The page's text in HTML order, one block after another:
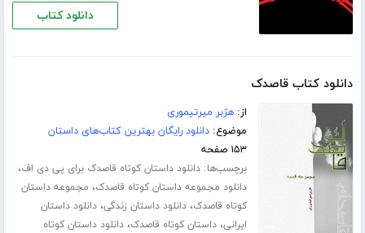
دانلود کتاب
دانلود کتاب قاصدک
از:هژبر میرتیموری
موضوع:دانلود رایگان بهترین کتاب‌های داستان
۱۵۳ صفحه
برچسب‌ها:دانلود داستان کوتاه قاصدک برای پی دی اف،
دانلود مجموعه داستان کوتاه قاصدک، مجموعه داستان
کوتاه قاصدک،دانلود داستان زندگی،دانلود داستان
ایرانی،داستان کوتاه قاصدک،دانلود داستان کوتاه